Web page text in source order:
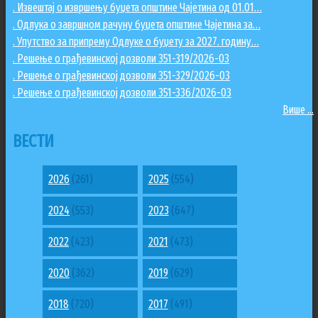
. Извештај о извршењу буџета општине Чајетина од 01.01…
. Одлука о завршном рачуну буџета општине Чајетина за…
. Упутство за припрему Одлуке о буџету за 2027. годину…
. Решење о грађевинској дозволи 351-319/2026-03
. Решење о грађевинској дозволи 351-329/2026-03
. Решење о грађевинској дозволи 351-336/2026-03
Више ...
ВЕСТИ
2026 (261) 2025(554)
2024 (553) 2023(647)
2022 (423) 2021 (473)
2020 (362) 2019(629)
2018 (720) 2017 (491)